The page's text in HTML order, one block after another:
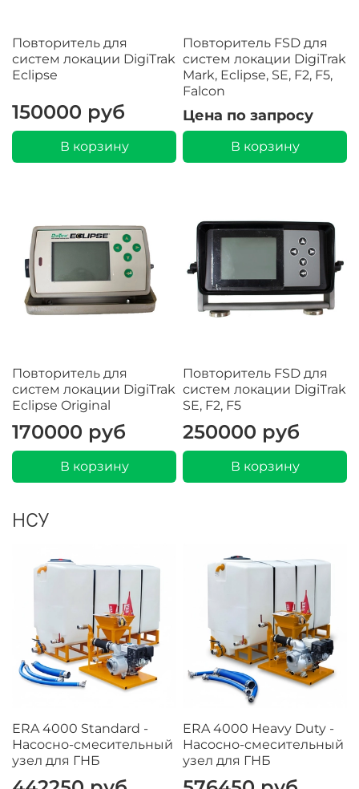
Повторитель для
систем локации DigiTrak
Eclipse
150000 руб
В корзину
Повторитель FSD для
систем локации DigiTrak
Mark, Eclipse, SE, F2, F5,
Falcon
Цена по запросу
В корзину
Повторитель для
систем локации DigiTrak
Eclipse Original
170000 руб
В корзину
Повторитель FSD для
систем локации DigiTrak
SE, F2, F5
250000 руб
В корзину
НСУ
ERA 4000 Standard -
Насосно-смесительный
узел для ГНБ
ERA 4000 Heavy Duty -
Насосно-смесительный
узел для ГНБ